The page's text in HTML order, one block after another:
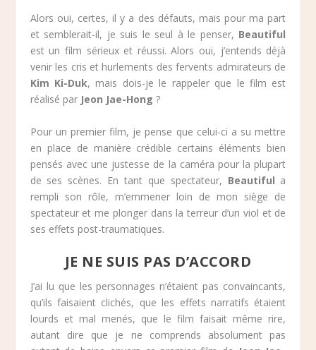
Alors oui, certes, il y a des défauts, mais pour ma part
et semblerait-il, je suis le seul à le penser, Beautiful
est un film sérieux et réussi. Alors oui, j’entends déjà
venir les cris et hurlements des fervents admirateurs de
Kim Ki-Duk, mais dois-je le rappeler que le film est
réalisé par Jeon Jae-Hong ?
Pour un premier film, je pense que celui-ci a su mettre
en place de manière crédible certains éléments bien
pensés avec une justesse de la caméra pour la plupart
de ses scènes. En tant que spectateur, Beautiful a
rempli son rôle, m’emmener loin de mon siège de
spectateur et me plonger dans la terreur d’un viol et de
ses effets post-traumatiques.
JE NE SUIS PAS D’ACCORD
J’ai lu que les personnages n’étaient pas convaincants,
qu’ils faisaient clichés, que les effets narratifs étaient
lourds et mal menés, que le film faisait même rire,
autant dire que je ne comprends absolument pas